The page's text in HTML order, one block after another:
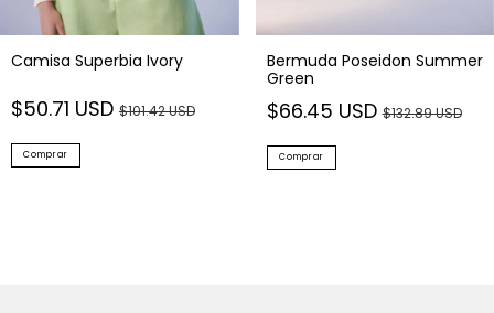
Camisa Superbia Ivory
$50.71 USD $101.42 USD
Comprar
Bermuda Poseidon Summer
Green
$66.45 USD$132.89 USD
Comprar